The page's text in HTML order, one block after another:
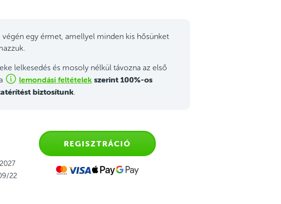
egy érmet, amellyel minden kis hősünket
lelkesedés és mosoly nélkül távozna az első
a
lemondási feltételek szerint 100%-os
biztosítunk.
22
REGISZTRÁCIÓ